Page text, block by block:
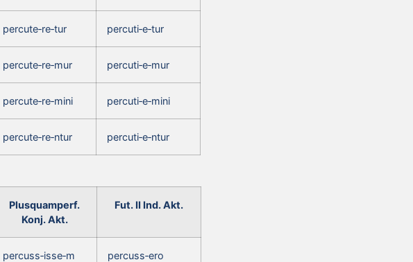
percute‑re‑tur percuti‑e‑tur
percute‑re‑mur percuti‑e‑mur
percute‑re‑mini percuti‑e‑mini
percute‑re‑ntur percuti‑e‑ntur
Plusquamperf.
Konj. Akt.
Fut. II Ind. Akt.
percuss‑isse‑m percuss‑ero